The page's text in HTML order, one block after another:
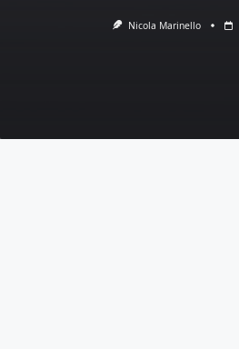
Nicola Marinello